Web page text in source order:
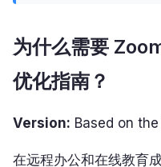
为什么需要
优化指南？
Version: Based on
在远程办公和在线教育